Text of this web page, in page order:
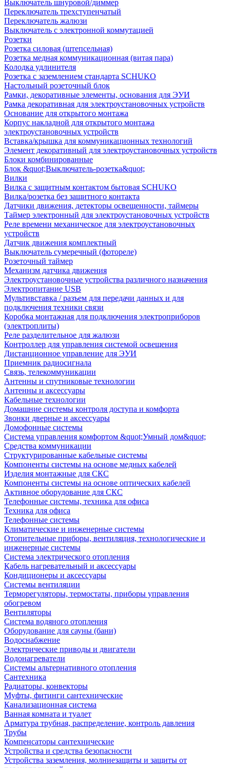
Выключатель шнуровой/диммер
Переключатель трехступенчатый
Переключатель жалюзи
Выключатель с электронной коммутацией
Розетки
Розетка силовая (штепсельная)
Розетка медная коммуникационная (витая пара)
Колодка удлинителя
Розетка с заземлением стандарта SCHUKO
Настольный розеточный блок
Рамки, декоративные элементы, основания для ЭУИ
Рамка декоративная для электроустановочных устройств
Основание для открытого монтажа
Корпус накладной для открытого монтажа
электроустановочных устройств
Вставка/крышка для коммуникационных технологий
Элемент декоративный для электроустановочных устройств
Блоки комбинированные
Блок &quot;Выключатель-розетка&quot;
Вилки
Вилка с защитным контактом бытовая SCHUKO
Вилка/розетка без защитного контакта
Датчики движения, детекторы освещенности, таймеры
Таймер электронный для электроустановочных устройств
Реле времени механическое для электроустановочных
устройств
Датчик движения комплектный
Выключатель сумеречный (фотореле)
Розеточный таймер
Механизм датчика движения
Электроустановочные устройства различного назначения
Электропитание USB
Мультивставка / разъем для передачи данных и для
подключения техники связи
Коробка монтажная для подключения электроприборов
(электроплиты)
Реле разделительное для жалюзи
Контроллер для управления системой освещения
Дистанционное управление для ЭУИ
Приемник радиосигнала
Связь, телекоммуникации
Антенны и спутниковые технологии
Антенны и аксессуары
Кабельные технологии
Домашние системы контроля доступа и комфорта
Звонки дверные и аксессуары
Домофонные системы
Система управления комфортом &quot;Умный дом&quot;
Средства коммуникации
Структурированные кабельные системы
Компоненты системы на основе медных кабелей
Изделия монтажные для СКС
Компоненты системы на основе оптических кабелей
Активное оборудование для СКС
Телефонные системы, техника для офиса
Техника для офиса
Телефонные системы
Климатические и инженерные системы
Отопительные приборы, вентиляция, технологические и
инженерные системы
Система электрического отопления
Кабель нагревательный и аксессуары
Кондиционеры и аксессуары
Системы вентиляции
Терморегуляторы, термостаты, приборы управления
обогревом
Вентиляторы
Система водяного отопления
Оборудование для сауны (бани)
Водоснабжение
Электрические приводы и двигатели
Водонагреватели
Системы альтернативного отопления
Сантехника
Радиаторы, конвекторы
Муфты, фитинги сантехнические
Канализационная система
Ванная комната и туалет
Арматура трубная, распределение, контроль давления
Трубы
Компенсаторы сантехнические
Устройства и средства безопасности
Устройства заземления, молниезащиты и защиты от